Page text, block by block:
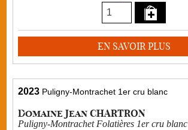
EN SAVOIR PLUS
2023 Puligny-Montrachet 1er cru blanc
Domaine Jean CHARTRON
Puligny-Montrachet Folatières 1er cru blanc